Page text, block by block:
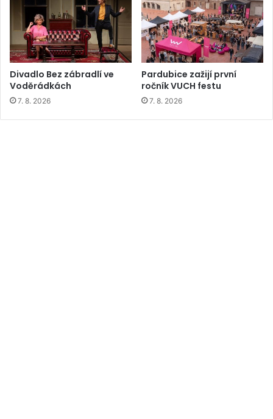
Divadlo Bez zábradlí ve
Voděrádkách
7. 8. 2026
Pardubice zažijí první
ročník VUCH festu
7. 8. 2026